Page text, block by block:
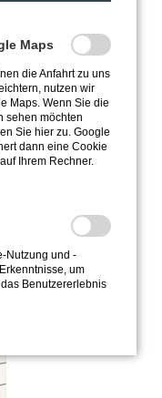
Maps
die Anfahrt zu uns
nutzen wir
Maps. Wenn Sie die
sehen möchten
Sie hier zu. Google
dann eine Cookie
Ihrem Rechner.
Nutzung und -
um
Benutzererlebnis